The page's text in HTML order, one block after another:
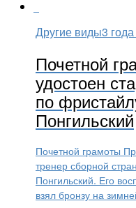
Другие виды3
Почетной
удостоен
по
Понгильский
Почетной грамоты
тренер сборной
Понгильский. Его
взял бронзу на